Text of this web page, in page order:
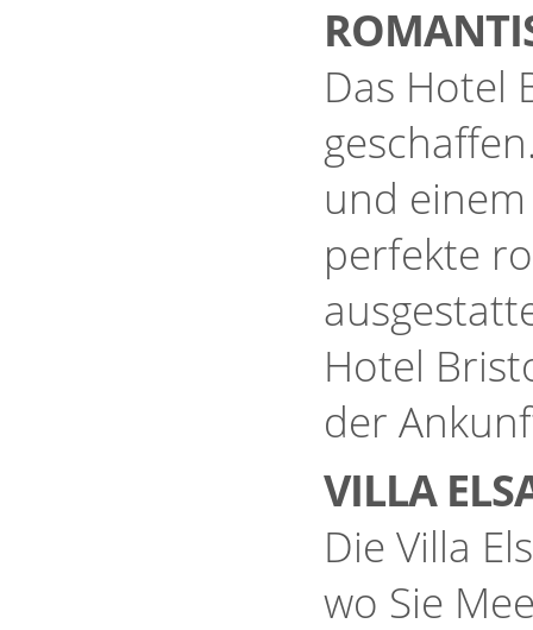
Das Hotel
und
perfekte
Hotel
der
VILLA
Die Villa
wo Sie